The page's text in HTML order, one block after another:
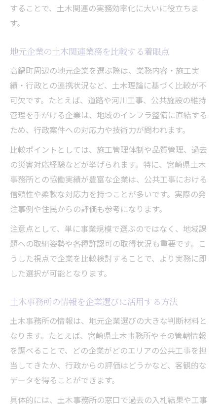
することで、土木関連の実務効率化に大いに役立ちま
す。
地元企業の土木関連業務を比較する着眼点
高鍋町周辺の地元企業を選ぶ際は、業務内容・施工実
績・行政との連携状況など、土木理論に基づく比較が不
可欠です。たとえば、道路や河川工事、公共施設の維持
管理を手がける企業は、地域のインフラ整備に直結する
ため、行政案件への対応力や技術力が問われます。
比較ポイントとしては、施工管理体制や品質管理、過去
の災害対応経験などが挙げられます。特に、宮崎県土木
事務所との協働実績が豊富な企業は、公共工事における
信頼性や柔軟な対応力を持つことが多いです。実際の発
注事例や住民からの評価も参考になります。
注意点として、単に事業規模で選ぶのではなく、地域課
題への取組姿勢や各種許認可の取得状況も重要です。こ
うした視点で企業を比較検討することで、より実務に即
した選択が可能となります。
土木事務所の情報を企業選びに活用する方法
土木事務所の情報は、地元企業選びの大きな判断材料と
なります。たとえば、宮崎県土木事務所やその管轄情報
を調べることで、どの企業がどのエリアの公共工事を担
当してきたか、行政からの評価はどうかなど、客観的な
データを得ることができます。
具体的には、土木事務所の窓口で過去の入札結果や工事